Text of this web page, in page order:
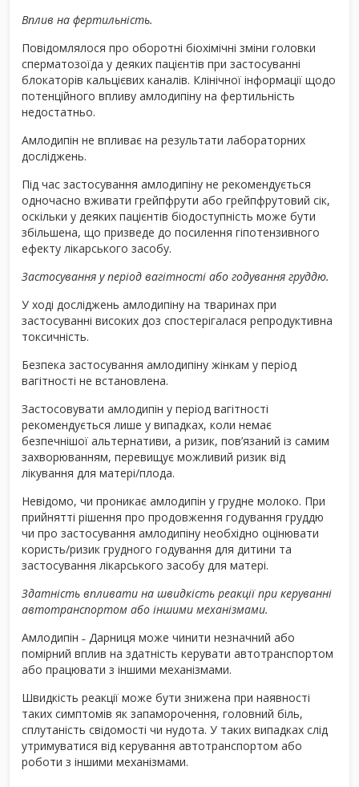
Вплив на фертильність.
Повідомлялося про оборотні біохімічні зміни головки
сперматозоїда у деяких пацієнтів при застосуванні
блокаторів кальцієвих каналів. Клінічної інформації щодо
потенційного впливу амлодипіну на фертильність
недостатньо.
Амлодипін не впливає на результати лабораторних
досліджень.
Під час застосування амлодипіну не рекомендується
одночасно вживати грейпфрути або грейпфрутовий сік,
оскільки у деяких пацієнтів біодоступність може бути
збільшена, що призведе до посилення гіпотензивного
ефекту лікарського засобу.
Застосування у період вагітності або годування груддю.
У ході досліджень амлодипіну на тваринах при
застосуванні високих доз спостерігалася репродуктивна
токсичність.
Безпека застосування амлодипіну жінкам у період
вагітності не встановлена.
Застосовувати амлодипін у період вагітності
рекомендується лише у випадках, коли немає
безпечнішої альтернативи, а ризик, пов’язаний із самим
захворюванням, перевищує можливий ризик від
лікування для матері/плода.
Невідомо, чи проникає амлодипін у грудне молоко. При
прийнятті рішення про продовження годування груддю
чи про застосування амлодипіну необхідно оцінювати
користь/ризик грудного годування для дитини та
застосування лікарського засобу для матері.
Здатність впливати на швидкість реакції при керуванні
автотранспортом або іншими механізмами.
Амлодипін ˗ Дарниця може чинити незначний або
помірний вплив на здатність керувати автотранспортом
або працювати з іншими механізмами.
Швидкість реакції може бути знижена при наявності
таких симптомів як запаморочення, головний біль,
сплутаність свідомості чи нудота. У таких випадках слід
утримуватися від керування автотранспортом або
роботи з іншими механізмами.